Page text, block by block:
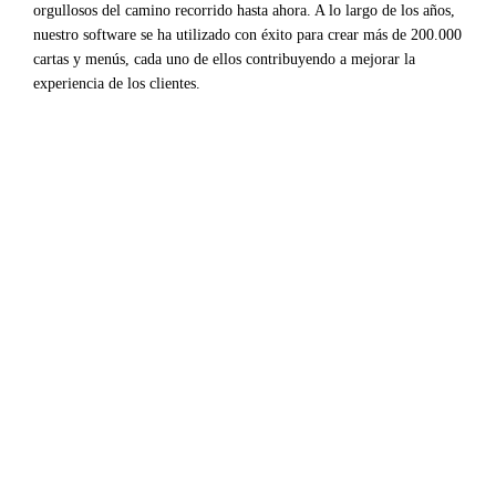
orgullosos del camino recorrido hasta ahora. A lo largo de los años,
nuestro software se ha utilizado con éxito para crear más de 200.000
cartas y menús, cada uno de ellos contribuyendo a mejorar la
experiencia de los clientes.